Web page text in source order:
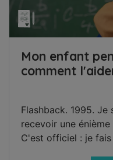
Mon enfant
comment
Flashback. 1995. Je
recevoir une
C'est officiel : je